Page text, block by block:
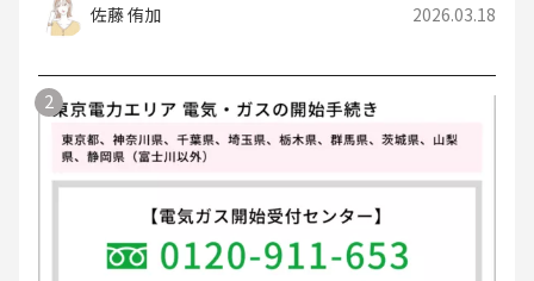
佐藤 侑加 2026.03.18